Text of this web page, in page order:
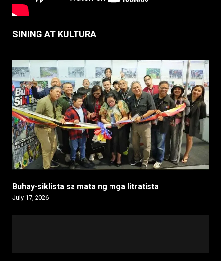
SINING AT KULTURA
Buhay-siklista sa mata ng mga litratista
July 17, 2026